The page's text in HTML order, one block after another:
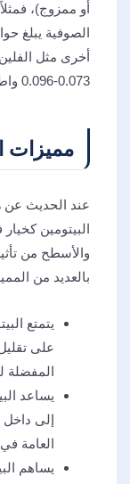
أو ممزوج)،
أخرى مثل
0.073-0.096 واط/(م·كلفن).
مميزات
عند الحديث عن
البيتومين
والأسطح من
بالعديد من
يتمتع
على
يساعد
إلى
العامة
يساهم